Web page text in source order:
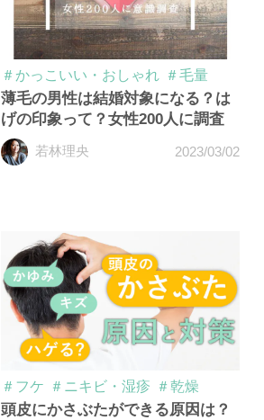
＃かっこいい・おしゃれ ＃毛量
薄毛の男性は結婚対象になる？は
げの印象って？女性200人に調査
若林理央 2023/03/02
＃フケ ＃ニキビ・湿疹 ＃乾燥
頭皮にかさぶたができる原因は？